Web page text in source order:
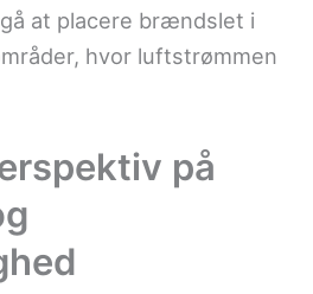
at placere brændslet i
hvor luftstrømmen
på